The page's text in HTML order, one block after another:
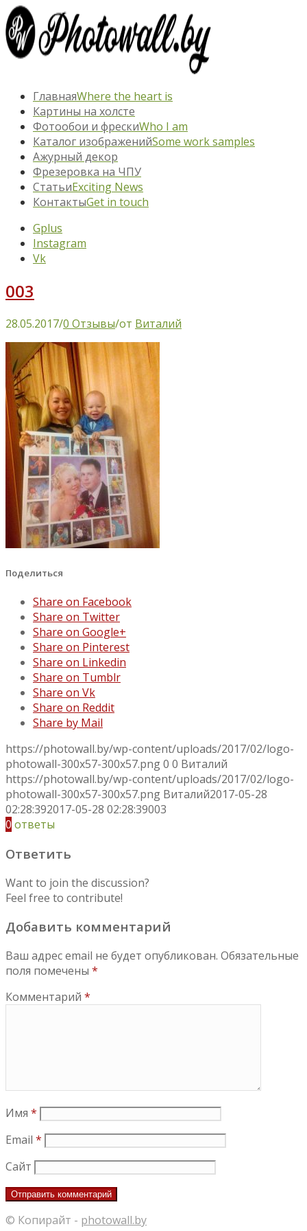
ГлавнаяWhere the heart is
Картины на холсте
Фотообои и фрескиWho I am
Каталог изображенийSome work samples
Ажурный декор
Фрезеровка на ЧПУ
СтатьиExciting News
КонтактыGet in touch
Gplus
Instagram
Vk
003
28.05.2017/0 Отзывы/от Виталий
Поделиться
Share on Facebook
Share on Twitter
Share on Google+
Share on Pinterest
Share on Linkedin
Share on Tumblr
Share on Vk
Share on Reddit
Share by Mail
https://photowall.by/wp-content/uploads/2017/02/logo-
photowall-300x57-300x57.png0 0 Виталий
https://photowall.by/wp-content/uploads/2017/02/logo-
photowall-300x57-300x57.png Виталий2017-05-28
02:28:392017-05-28 02:28:39003
0 ответы
Ответить
Want to join the discussion?
Feel free to contribute!
Добавить комментарий
Ваш адрес email не будет опубликован. Обязательные
поля помечены *
Комментарий *
Имя *
Email *
Сайт
© Копирайт - photowall.by